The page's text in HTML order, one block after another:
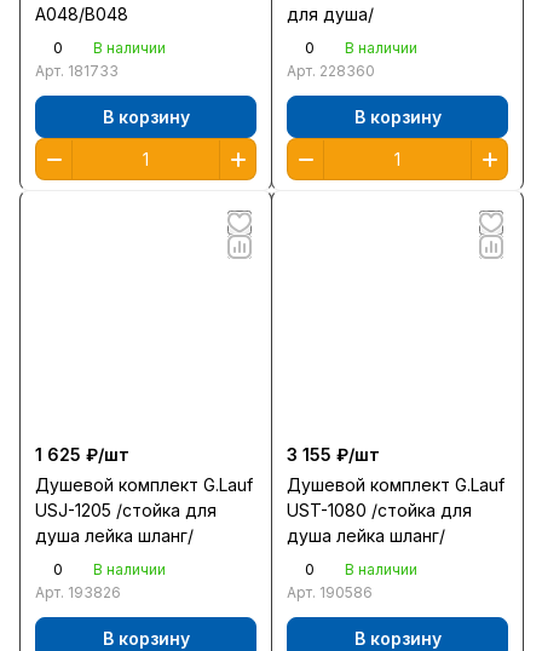
A048/В048
0
В наличии
Арт. 181733
В корзину
для душа/
0
В наличии
Арт. 228360
В корзину
1 625 ₽/шт
Душевой комплект G.Lauf
USJ-1205 /стойка для
душа лейка шланг/
0
В наличии
Арт. 193826
В корзину
3 155 ₽/шт
Душевой комплект G.Lauf
UST-1080 /стойка для
душа лейка шланг/
0
В наличии
Арт. 190586
В корзину